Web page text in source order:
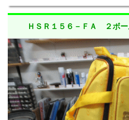
ＨＳＲ１５６－ＦＡ ２ボ